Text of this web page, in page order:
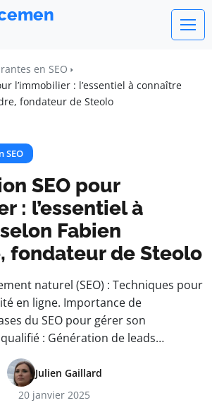
en SEO
l’immobilier : l’essentiel à connaître
fondateur de Steolo
SEO
SEO pour
: l’essentiel à
Fabien
fondateur de Steolo
naturel (SEO) : Techniques pour
en ligne. Importance de
du SEO pour gérer son
: Génération de leads…
Julien Gaillard
20 janvier 2025